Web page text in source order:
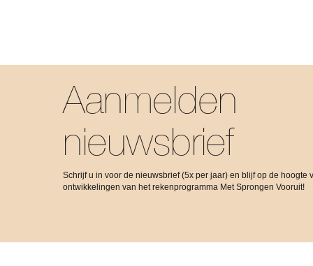
Aanmelden
nieuwsbrief
Schrijf u in voor de nieuwsbrief (5x per jaar) en blijf op de hoogte
ontwikkelingen van het rekenprogramma Met Sprongen Vooruit!